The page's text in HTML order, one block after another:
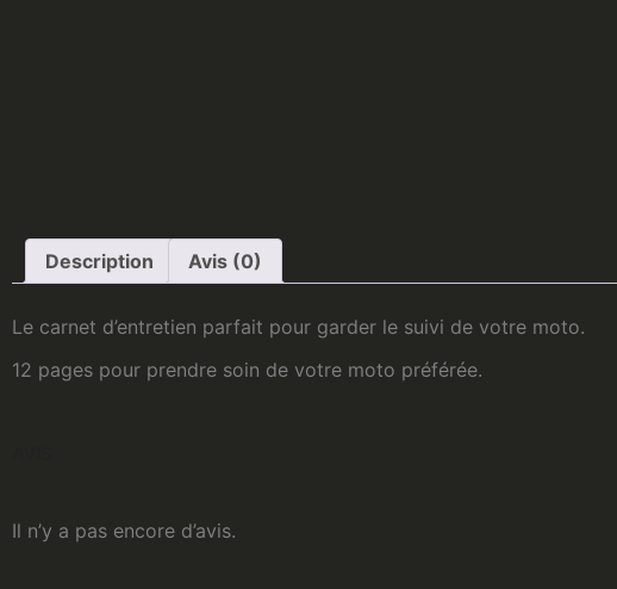
Description Avis (0)
Le carnet d’entretien parfait pour garder le suivi de votre moto.
12 pages pour prendre soin de votre moto préférée.
Il n’y a pas encore d’avis.